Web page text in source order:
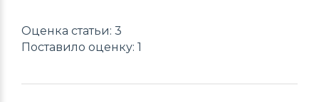
Оценка статьи: 3
Поставило оценку: 1